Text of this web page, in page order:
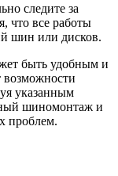
следите за
что все работы
шин или дисков.
быть удобным и
возможности
указанным
шиномонтаж и
проблем.